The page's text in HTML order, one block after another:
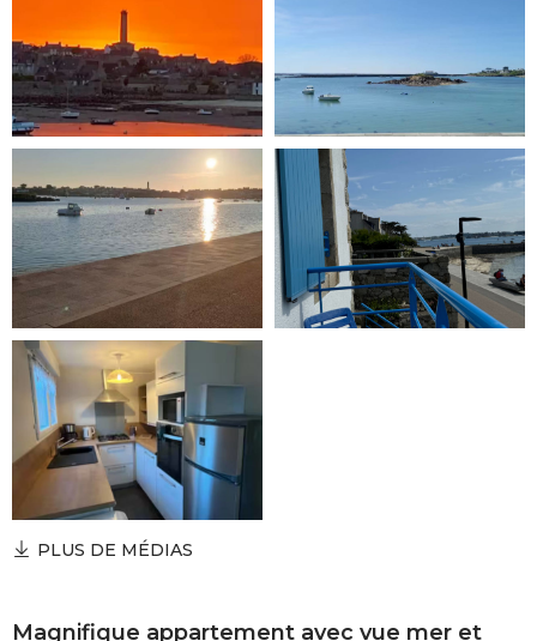
PLUS DE MÉDIAS
Magnifique appartement avec vue mer et